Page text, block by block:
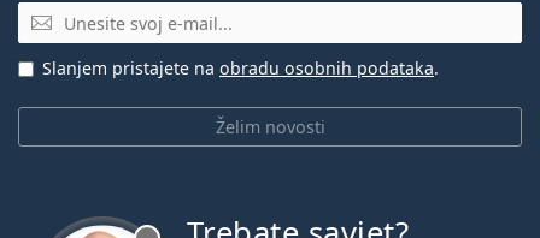
E-mail
Želim novosti
Slanjem pristajete na obradu osobnih podataka.